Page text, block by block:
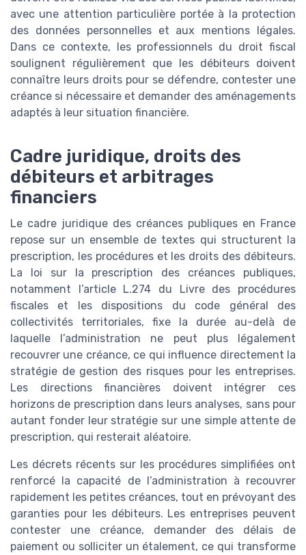
avec une attention particulière portée à la protection
des données personnelles et aux mentions légales.
Dans ce contexte, les professionnels du droit fiscal
soulignent régulièrement que les débiteurs doivent
connaître leurs droits pour se défendre, contester une
créance si nécessaire et demander des aménagements
adaptés à leur situation financière.
Cadre juridique, droits des
débiteurs et arbitrages
financiers
Le cadre juridique des créances publiques en France
repose sur un ensemble de textes qui structurent la
prescription, les procédures et les droits des débiteurs.
La loi sur la prescription des créances publiques,
notamment l’article L.274 du Livre des procédures
fiscales et les dispositions du code général des
collectivités territoriales, fixe la durée au-delà de
laquelle l’administration ne peut plus légalement
recouvrer une créance, ce qui influence directement la
stratégie de gestion des risques pour les entreprises.
Les directions financières doivent intégrer ces
horizons de prescription dans leurs analyses, sans pour
autant fonder leur stratégie sur une simple attente de
prescription, qui resterait aléatoire.
Les décrets récents sur les procédures simplifiées ont
renforcé la capacité de l’administration à recouvrer
rapidement les petites créances, tout en prévoyant des
garanties pour les débiteurs. Les entreprises peuvent
contester une créance, demander des délais de
paiement ou solliciter un étalement, ce qui transforme